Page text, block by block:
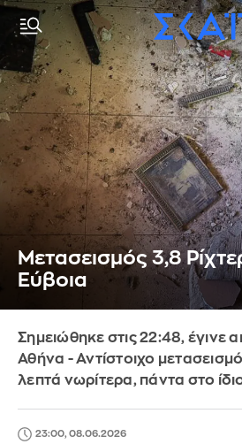
Μετασεισμός 3,8
Εύβοια
Σημειώθηκε στις 22:48, έγινε
Αθήνα - Αντίστοιχο μετασεισμό
λεπτά νωρίτερα, πάντα στο
23:00, 08.06.2026